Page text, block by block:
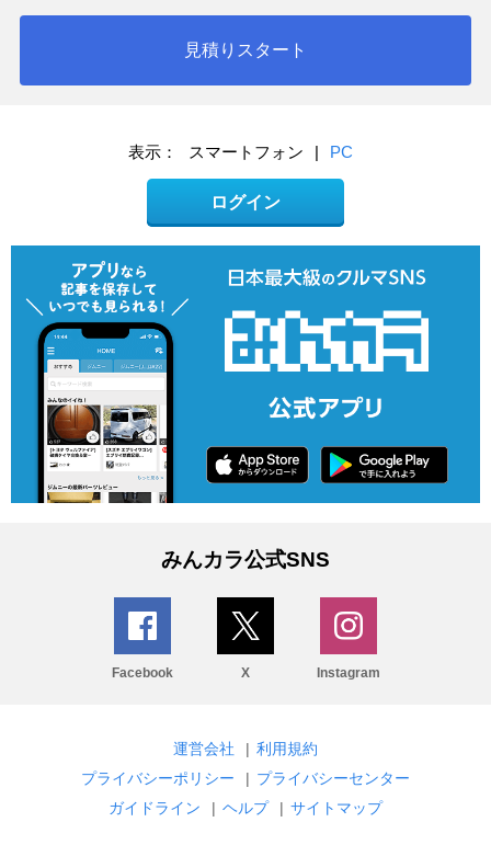
見積りスタート
表示： スマートフォン | PC
ログイン
みんカラ公式SNS
Facebook X Instagram
運営会社 | 利用規約
プライバシーポリシー
| プライバシーセンター
ガイドライン
| ヘルプ | サイトマップ